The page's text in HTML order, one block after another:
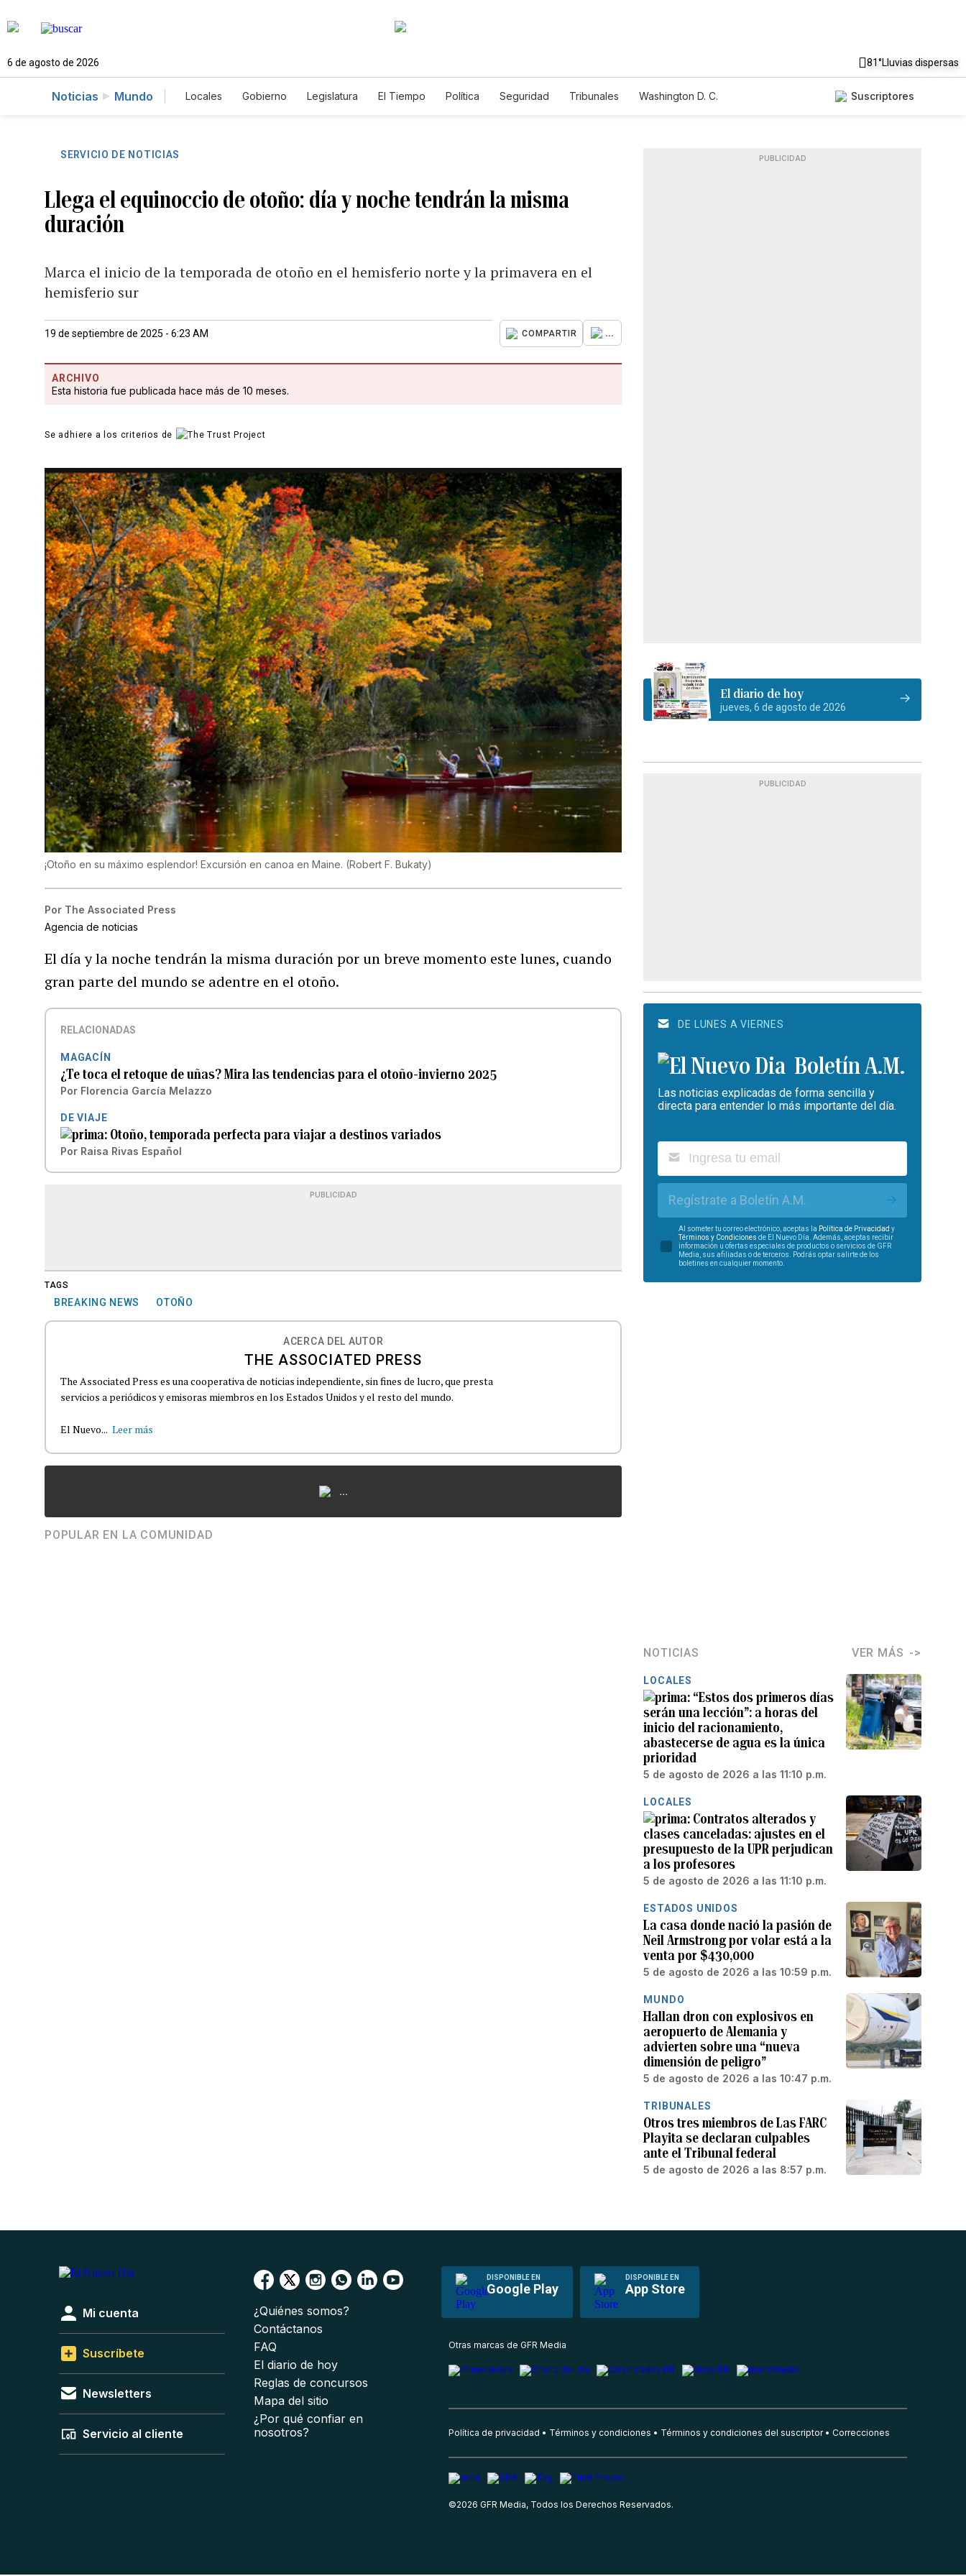
6 de agosto de 2026 81°Lluvias dispersas
Noticias Mundo Locales Gobierno Legislatura El Tiempo Política Seguridad Tribunales
Washington D. C.
Suscriptores
SERVICIO DE NOTICIAS
Llega el equinoccio de otoño: día y noche tendrán la misma
duración
Marca el inicio de la temporada de otoño en el hemisferio norte y la primavera en el
hemisferio sur
19 de septiembre de 2025 - 6:23 AM COMPARTIR ...
ARCHIVO
Esta historia fue publicada hace más de 10 meses.
Se adhiere a los criterios de
¡Otoño en su máximo esplendor! Excursión en canoa en Maine. (Robert F. Bukaty)
Por The Associated Press
Agencia de noticias
El día y la noche tendrán la misma duración por un breve momento este lunes, cuando
gran parte del mundo se adentre en el otoño.
RELACIONADAS
MAGACÍN
¿Te toca el retoque de uñas? Mira las tendencias para el otoño-invierno 2025
Por Florencia García Melazzo
DE VIAJE
Otoño, temporada perfecta para viajar a destinos variados
Por Raisa Rivas Español
PUBLICIDAD
TAGS
BREAKING NEWS OTOÑO
ACERCA DEL AUTOR
THE ASSOCIATED PRESS
The Associated Press es una cooperativa de noticias independiente, sin fines de lucro, que presta
servicios a periódicos y emisoras miembros en los Estados Unidos y el resto del mundo.
El Nuevo... Leer más
...
POPULAR EN LA COMUNIDAD
PUBLICIDAD
El diario de hoy
jueves, 6 de agosto de 2026
PUBLICIDAD
DE LUNES A VIERNES
Boletín A.M.
Las noticias explicadas de forma sencilla y
directa para entender lo más importante del día.
Regístrate a Boletín A.M.
Al someter tu correo electrónico, aceptas la Política de Privacidad y
Términos y Condiciones de El Nuevo Día. Además, aceptas recibir
información u ofertas especiales de productos o servicios de GFR
Media, sus afiliadas o de terceros. Podrás optar salirte de los
boletines en cualquier momento.
NOTICIAS VER MÁS
LOCALES
“Estos dos primeros días
serán una lección”: a horas del
inicio del racionamiento,
abastecerse de agua es la única
prioridad
5 de agosto de 2026 a las 11:10 p.m.
LOCALES
Contratos alterados y
clases canceladas: ajustes en el
presupuesto de la UPR perjudican
a los profesores
5 de agosto de 2026 a las 11:10 p.m.
ESTADOS UNIDOS
La casa donde nació la pasión de
Neil Armstrong por volar está a la
venta por $430,000
5 de agosto de 2026 a las 10:59 p.m.
MUNDO
Hallan dron con explosivos en
aeropuerto de Alemania y
advierten sobre una “nueva
dimensión de peligro”
5 de agosto de 2026 a las 10:47 p.m.
TRIBUNALES
Otros tres miembros de Las FARC
Playita se declaran culpables
ante el Tribunal federal
5 de agosto de 2026 a las 8:57 p.m.
DISPONIBLE EN
Google Play
DISPONIBLE EN
App Store
Mi cuenta
Suscríbete
Newsletters
Servicio al cliente
¿Quiénes somos?
Contáctanos
FAQ
El diario de hoy
Reglas de concursos
Mapa del sitio
¿Por qué confiar en
nosotros?
Otras marcas de GFR Media
Política de privacidad Términos y condiciones Términos y condiciones del suscriptor Correcciones
©2026 GFR Media, Todos los Derechos Reservados.